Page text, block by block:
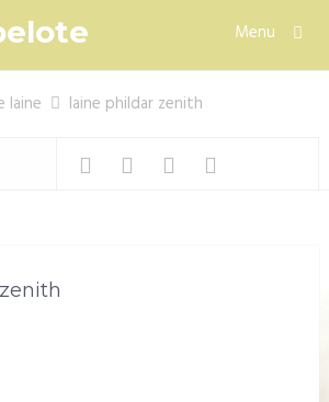
Menu
laine laine phildar zenith